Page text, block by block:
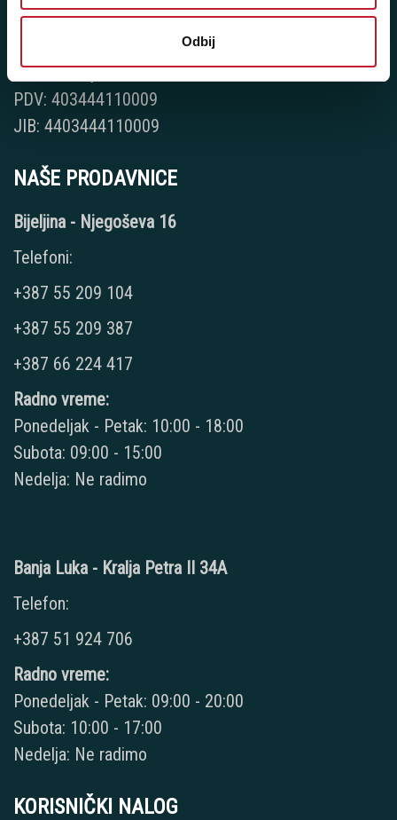
Odbij
Šifra djelatnosti: 46.19
Posredovanje u trgovini raznovrsnim proizvodima
Matični broj: 11091369
PDV: 403444110009
JIB: 4403444110009
NAŠE PRODAVNICE
Bijeljina - Njegoševa 16
Telefoni:
+387 55 209 104
+387 55 209 387
+387 66 224 417
Radno vreme:
Ponedeljak - Petak: 10:00 - 18:00
Subota: 09:00 - 15:00
Nedelja: Ne radimo
Banja Luka - Kralja Petra II 34A
Telefon:
+387 51 924 706
Radno vreme:
Ponedeljak - Petak: 09:00 - 20:00
Subota: 10:00 - 17:00
Nedelja: Ne radimo
KORISNIČKI NALOG